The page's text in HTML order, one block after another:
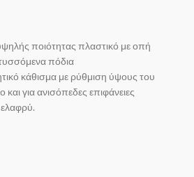
ποιότητας πλαστικό με οπή
πόδια
κάθισμα με ρύθμιση ύψους του
για ανισόπεδες επιφάνειες
ελαφρύ.